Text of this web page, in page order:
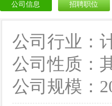
公司信息 招聘职位
公司行业：
公司性质：
公司规模：